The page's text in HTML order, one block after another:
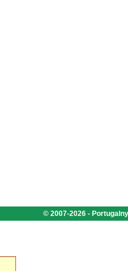
© 2007-2026 -